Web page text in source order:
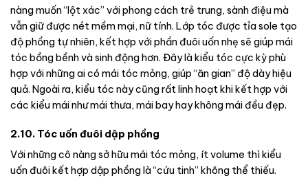
nàng muốn “lột xác” với phong cách trẻ trung, sành điệu mà
vẫn giữ được nét mềm mại, nữ tính. Lớp tóc được tỉa sole tạo
độ phồng tự nhiên, kết hợp với phần đuôi uốn nhẹ sẽ giúp mái
tóc bồng bềnh và sinh động hơn. Đây là kiểu tóc cực kỳ phù
hợp với những ai có mái tóc mỏng, giúp “ăn gian” độ dày hiệu
quả. Ngoài ra, kiểu tóc này cũng rất linh hoạt khi kết hợp với
các kiểu mái như mái thưa, mái bay hay không mái đều đẹp.
2.10. Tóc uốn đuôi dập phồng
Với những cô nàng sở hữu mái tóc mỏng, ít volume thì kiểu
uốn đuôi kết hợp dập phồng là “cứu tinh” không thể thiếu.